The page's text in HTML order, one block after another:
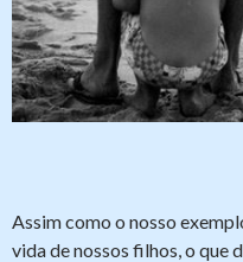
Assim como o nosso
vida de nossos filhos, o que